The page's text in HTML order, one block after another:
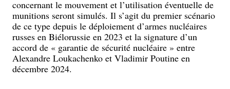
concernant le mouvement et l’utilisation éventuelle de
munitions seront simulés. Il s’agit du premier scénario
de ce type depuis le déploiement d’armes nucléaires
russes en Biélorussie en 2023 et la signature d’un
accord de « garantie de sécurité nucléaire » entre
Alexandre Loukachenko et Vladimir Poutine en
décembre 2024.